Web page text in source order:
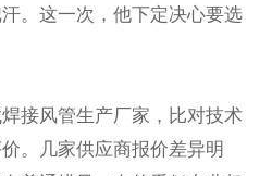
。这一次，他下定决心要选
接风管生产厂家，比对技术
。几家供应商报价差异明